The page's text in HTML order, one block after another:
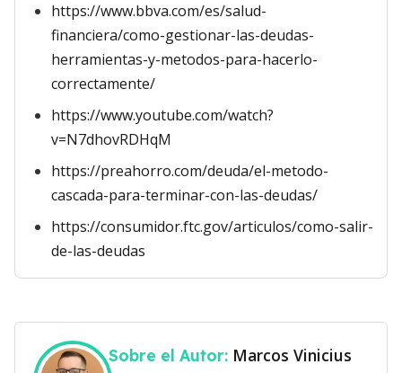
https://www.bbva.com/es/salud-
financiera/como-gestionar-las-deudas-
herramientas-y-metodos-para-hacerlo-
correctamente/
https://www.youtube.com/watch?
v=N7dhovRDHqM
https://preahorro.com/deuda/el-metodo-
cascada-para-terminar-con-las-deudas/
https://consumidor.ftc.gov/articulos/como-salir-
de-las-deudas
Sobre el Autor: Marcos Vinicius